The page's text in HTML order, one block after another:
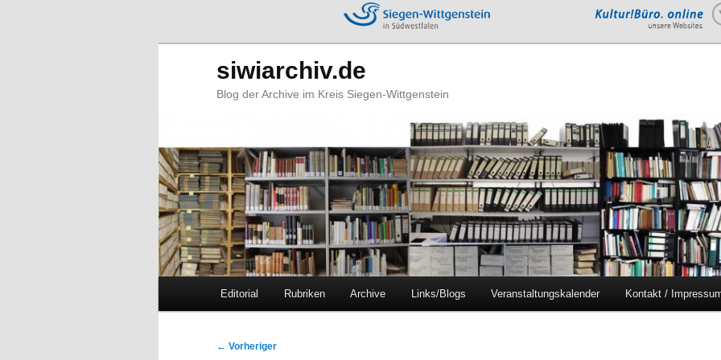
siwiarchiv.de
Blog der Archive im Kreis Siegen-Wittgenstein
Zum
Zum
Editorial Rubriken Archive Links/Blogs Veranstaltungskalender Kontakt /
Beitragsnavigation
← Vorheriger